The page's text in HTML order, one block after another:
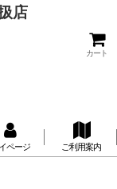
店
カート
ページ ご利用案内